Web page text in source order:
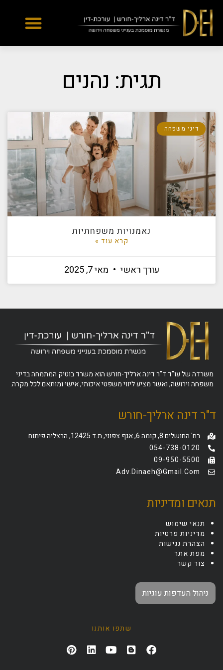
Yes
...
תגית: נהנים
דיני משפחה
נאמנויות משפחתיות
קרא עוד »
עורך ראשי מאי 7, 2025
משרדה של עו"ד ד"ר דינה ארליך-חורש הוא משרד בוטיק המתמחה בדיני
משפחה וירושה, ואשר מציע ליווי משפטי איכותי, אישי ומותאם לכל מקרה.
ד"ר דינה ארליך-חורש
רח' החושלים 8, קומה 6, אגף צפוני, ת.ד 12425, הרצליה פיתוח
054-738-0120
09-950-5500
Adv.dinaeh@gmail.com
תנאים ומדיניות
תנאי שימוש
מדיניות פרטיות
הצהרת נגישות
מפת אתר
צור קשר
ניהול העדפות עוגיות
שתפו אותנו